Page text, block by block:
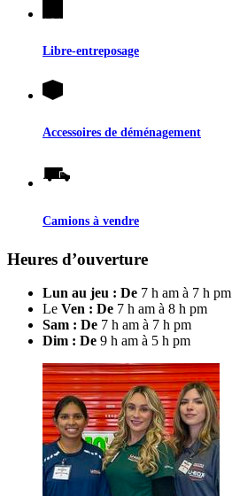
Libre-entreposage
Accessoires de déménagement
Camions à vendre
Heures d’ouverture
Lun au jeu : De 7 h am à 7 h pm
Le Ven : De 7 h am à 8 h pm
Sam : De 7 h am à 7 h pm
Dim : De 9 h am à 5 h pm